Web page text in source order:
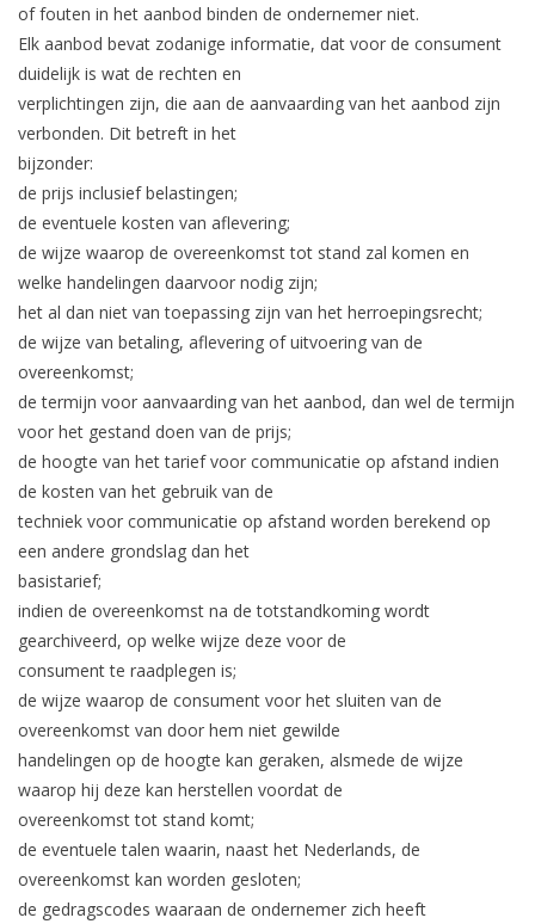
of fouten in het aanbod binden de ondernemer niet.
Elk aanbod bevat zodanige informatie, dat voor de consument
duidelijk is wat de rechten en
verplichtingen zijn, die aan de aanvaarding van het aanbod zijn
verbonden. Dit betreft in het
bijzonder:
de prijs inclusief belastingen;
de eventuele kosten van aflevering;
de wijze waarop de overeenkomst tot stand zal komen en
welke handelingen daarvoor nodig zijn;
het al dan niet van toepassing zijn van het herroepingsrecht;
de wijze van betaling, aflevering of uitvoering van de
overeenkomst;
de termijn voor aanvaarding van het aanbod, dan wel de termijn
voor het gestand doen van de prijs;
de hoogte van het tarief voor communicatie op afstand indien
de kosten van het gebruik van de
techniek voor communicatie op afstand worden berekend op
een andere grondslag dan het
basistarief;
indien de overeenkomst na de totstandkoming wordt
gearchiveerd, op welke wijze deze voor de
consument te raadplegen is;
de wijze waarop de consument voor het sluiten van de
overeenkomst van door hem niet gewilde
handelingen op de hoogte kan geraken, alsmede de wijze
waarop hij deze kan herstellen voordat de
overeenkomst tot stand komt;
de eventuele talen waarin, naast het Nederlands, de
overeenkomst kan worden gesloten;
de gedragscodes waaraan de ondernemer zich heeft